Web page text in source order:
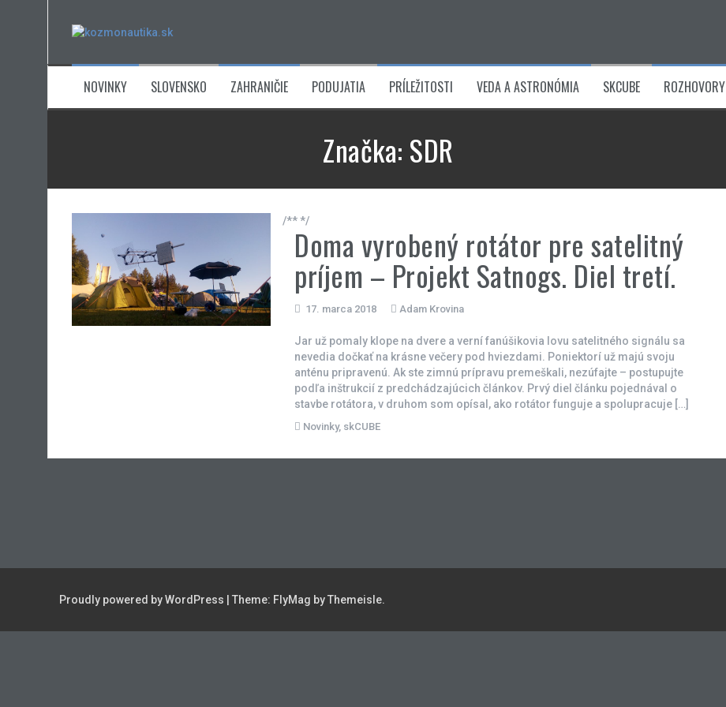
NOVINKY SLOVENSKO ZAHRANIČIE PODUJATIA PRÍLEŽITOSTI VEDA A ASTRONÓMIA SKCUBE ROZHOVORY
Značka: SDR
/** */
Doma vyrobený rotátor pre satelitný
príjem – Projekt Satnogs. Diel tretí.
17. marca 2018 Adam Krovina
Jar už pomaly klope na dvere a verní fanúšikovia lovu satelitného signálu sa
nevedia dočkať na krásne večery pod hviezdami. Poniektorí už majú svoju
anténu pripravenú. Ak ste zimnú prípravu premeškali, nezúfajte – postupujte
podľa inštrukcií z predchádzajúcich článkov. Prvý diel článku pojednával o
stavbe rotátora, v druhom som opísal, ako rotátor funguje a spolupracuje […]
Novinky, skCUBE
Proudly powered by WordPress Theme: FlyMag by Themeisle.